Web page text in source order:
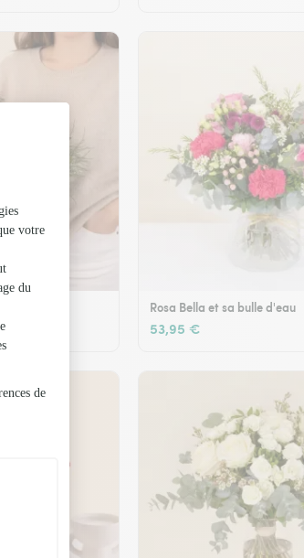
Rosa Bella et sa bulle d'eau
53,95 €